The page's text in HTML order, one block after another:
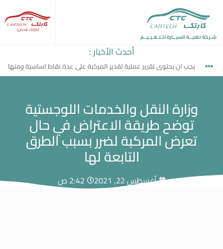
شـركة تقنيــة السيــارة للـتـقـيـيــم
(كارتك فحص)
أحدث الأخبار :
يجب ان يحتوى تقرير عملية تقدير المركبة على عدة نقاط اساسية ومنها
وزارة النقل والخدمات اللوجستية
توضح طريقة الاعتراض في حال
تعرض المركبة لضرر بسبب الطرق
التابعة لها
أغسطس 22, 2021 2:42 ص